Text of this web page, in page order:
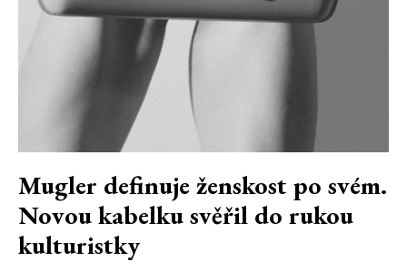
Mugler definuje ženskost po svém.
Novou kabelku svěřil do rukou
kulturistky